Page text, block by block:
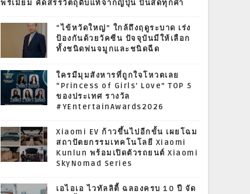
พรีเมียม คัดสรรวัตถุดิบแท้จากญี่ปุ่น ปั้นสดทุกคำ
“ไข้หวัดใหญ่” ใกล้ถึงฤดูระบาด เร่ง
ป้องกันด้วยวัคซีน ปัจจุบันมีให้เลือก
ทั้งชนิดพ่นจมูกและชนิดฉีด
ใครมีมุมสังหารที่ถูกใจโหวตเลย
“Princess of Girls' Love” TOP 5
ของประเทศ รางวัล
#YEntertainAwards2026
Xiaomi EV ก้าวขึ้นไปอีกขั้น เผยโฉม
สถาปัตยกรรมเทคโนโลยี Xiaomi
Kunlun พร้อมเปิดตัวรถยนต์ Xiaomi
SkyNomad Series
เอไอเอ ไวทัลลิตี้ ฉลองครบ 10 ปี จัด